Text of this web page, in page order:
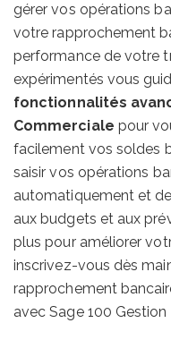
gérer vos opérations
votre rapprochement
performance de votre
expérimentés vous
fonctionnalités
Commerciale pour
facilement vos soldes
saisir vos opérations
automatiquement et
aux budgets et aux
plus pour améliorer
inscrivez-vous dès
rapprochement
avec Sage 100